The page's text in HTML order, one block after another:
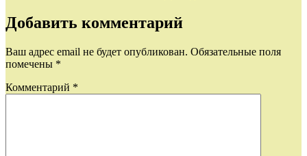
Добавить комментарий
Ваш адрес email не будет опубликован. Обязательные поля
помечены *
Комментарий *